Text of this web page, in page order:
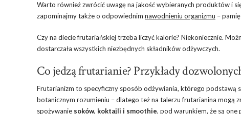
Warto również zwrócić uwagę na jakość wybieranych produktów i
zapominajmy także o odpowiednim nawodnieniu organizmu –
Czy na diecie frutariańskiej trzeba liczyć kalorie? Niekoniecznie.
dostarczała wszystkich niezbędnych składników odżywczych.
Co jedzą frutarianie? Przykłady
Frutarianizm to specyficzny sposób odżywiania, którego podstawą
botanicznym rozumieniu – dlatego też na talerzu frutarianina mogą
spożywanie soków, koktajli i smoothie, pod warunkiem, że są one